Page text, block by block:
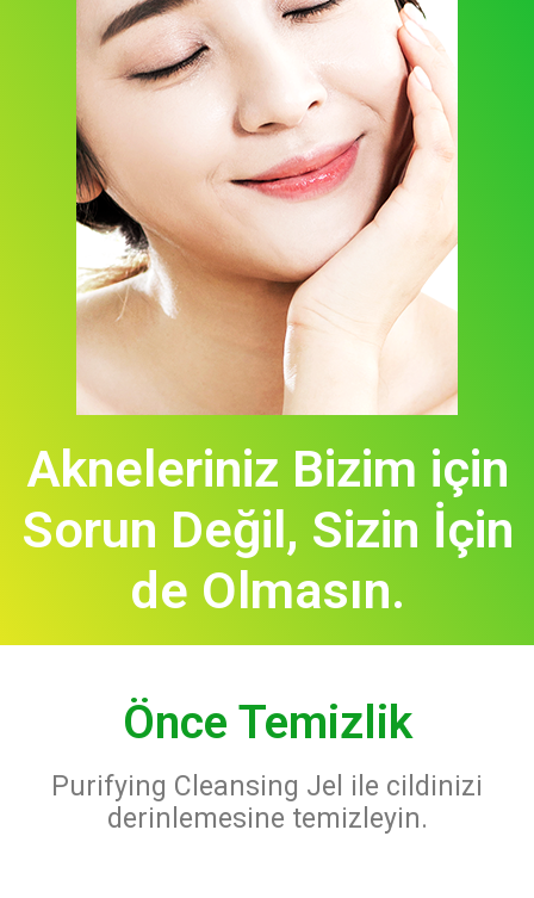
Akneleriniz Bizim için
Sorun Değil, Sizin İçin
de Olmasın.
Önce Temizlik
Purifying Cleansing Jel ile cildinizi
derinlemesine temizleyin.